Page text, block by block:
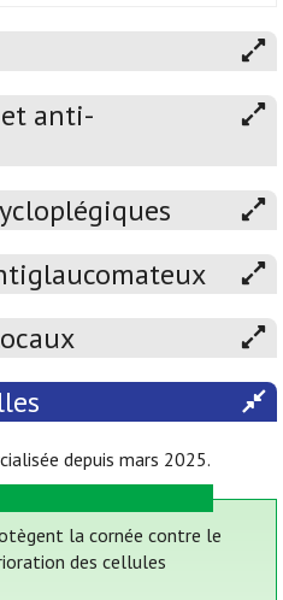
anti-
depuis mars 2025.
la cornée contre le
des cellules